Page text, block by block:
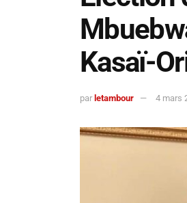
Kasaï-
par letambour 4 mars